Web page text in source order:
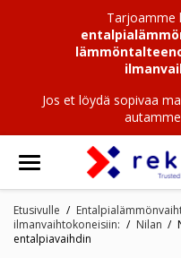
Tarjoamme
Jos et löydä sopivaa
Etusivulle
ilmanvaihtokoneisiin:
Nilan
entalpiavaihdin